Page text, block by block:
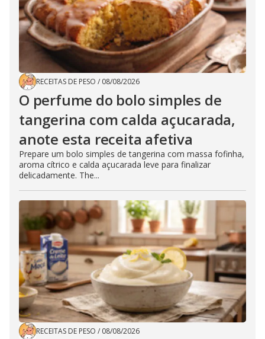
RECEITAS DE PESO / 08/08/2026
O perfume do bolo simples de
tangerina com calda açucarada,
anote esta receita afetiva
Prepare um bolo simples de tangerina com massa fofinha,
aroma cítrico e calda açucarada leve para finalizar
delicadamente. The...
RECEITAS DE PESO / 08/08/2026